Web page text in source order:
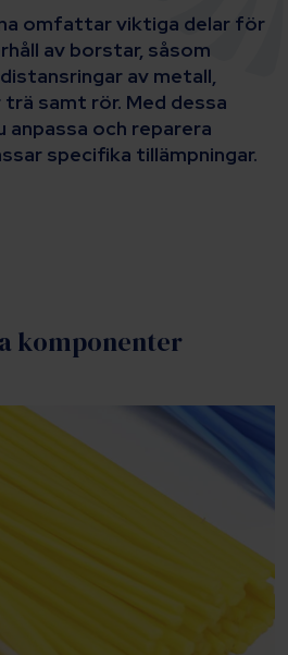
omfattar viktiga delar för
av borstar, såsom
av metall,
samt rör. Med dessa
anpassa och reparera
specifika tillämpningar.
komponenter